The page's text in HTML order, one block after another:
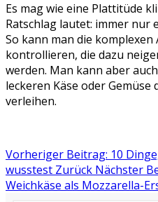
Es mag wie eine Plattitüde
Ratschlag lautet: immer nur
So kann man die komplexen
kontrollieren, die dazu
werden. Man kann aber
leckeren Käse oder
verleihen.
Vorheriger Beitrag: 10
wusstest Zurück Nächster
Weichkäse als Mozzarella-